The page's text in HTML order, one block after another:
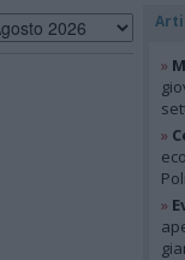
»
»
»